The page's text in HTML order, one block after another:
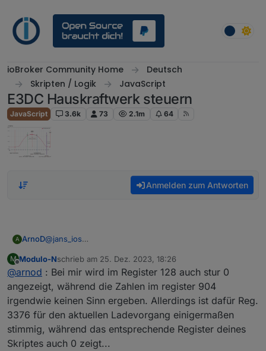
ioBroker Community Home
Deutsch
Skripten / Logik
JavaScript
E3DC Hauskraftwerk steuern
JavaScript 3.6k 73 2.1m 64
Anmelden zum Antworten
A ArnoD@jans_ios
der Faktor stimmen, aber wie gesagt, hat bei mir auch
nicht funktioniert und deswegen habe ich ja auch
modbus.1.inputRegisters.128_total_kwh verwendet.
Jetzt wäre natürlich interessant zu wissen warum da bei
dir nichts übertragen wird.
M
Offline
Modulo-Nschrieb am 25. Dez. 2023, 18:26
zuletzt editiert von
@arnod : Bei mir wird im Register 128 auch stur 0
angezeigt, während die Zahlen im register 904
irgendwie keinen Sinn ergeben. Allerdings ist dafür Reg.
3376 für den aktuellen Ladevorgang einigermaßen
stimmig, während das entsprechende Register deines
Skriptes auch 0 zeigt...